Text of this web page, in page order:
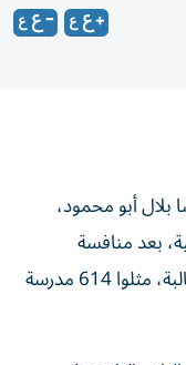
أبو محمود،
بعد منافسة
استثنائية شارك فيها 132563 طالباً وطالبة، مثلوا 614 مدرسة